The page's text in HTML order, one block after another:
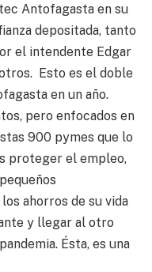
Antofagasta en su
depositada, tanto
el intendente Edgar
Esto es el doble
en un año.
pero enfocados en
900 pymes que lo
proteger el empleo,
ahorros de su vida
y llegar al otro
Ésta, es una